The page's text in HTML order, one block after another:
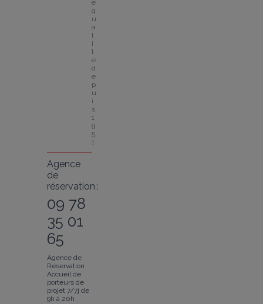
e
q
u
a
l
i
t
é
d
e
p
u
i
s
1
9
5
1
Agence
de
réservation :
09 78
35 01
65
Agence de
Réservation
Accueil de
porteurs de
projet 7/7j de
9h à 20h